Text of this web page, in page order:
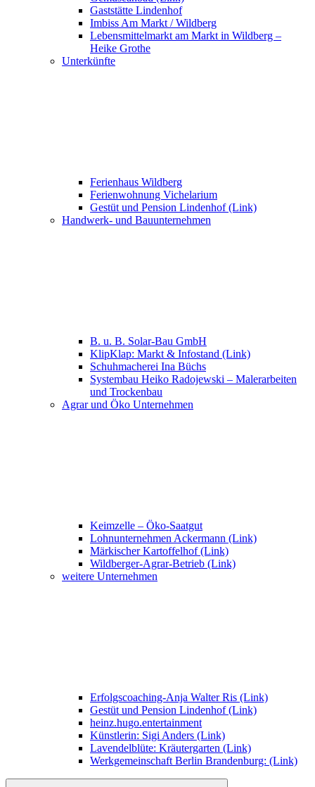
Gaststätte Lindenhof
Imbiss Am Markt / Wildberg
Lebensmittelmarkt am Markt in Wildberg –
Heike Grothe
Unterkünfte
Ferienhaus Wildberg
Ferienwohnung Vichelarium
Gestüt und Pension Lindenhof (Link)
Handwerk- und Bauunternehmen
B. u. B. Solar-Bau GmbH
KlipKlap: Markt & Infostand (Link)
Schuhmacherei Ina Büchs
Systembau Heiko Radojewski – Malerarbeiten
und Trockenbau
Agrar und Öko Unternehmen
Keimzelle – Öko-Saatgut
Lohnunternehmen Ackermann (Link)
Märkischer Kartoffelhof (Link)
Wildberger-Agrar-Betrieb (Link)
weitere Unternehmen
Erfolgscoaching-Anja Walter Ris (Link)
Gestüt und Pension Lindenhof (Link)
heinz.hugo.entertainment
Künstlerin: Sigi Anders (Link)
Lavendelblüte: Kräutergarten (Link)
Werkgemeinschaft Berlin Brandenburg: (Link)